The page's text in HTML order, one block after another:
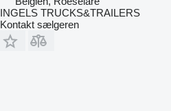
INGELS TRUCKS&TRAILERS
Kontakt sælgeren